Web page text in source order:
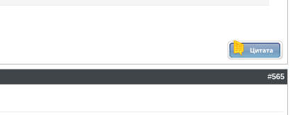
#565